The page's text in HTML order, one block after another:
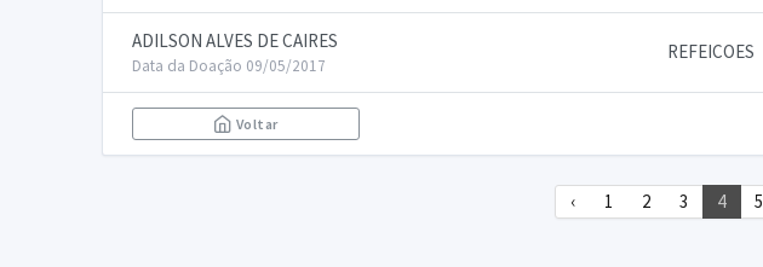
ADILSON ALVES DE CAIRES
Data da Doação 09/05/2017
REFEICOES
Voltar
‹ 1 2 3 4 5